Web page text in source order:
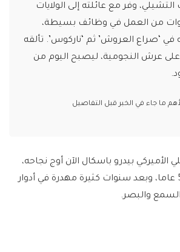
وفر مع عائلته إلى الولايات
من العمل في وظائف بسيطة،
‘صراع العروش’ ثم ‘ناركوس’. تألقه
على عرش النجومية، ليصبح اليوم من
ما جاء في الخبر قبل التفاصيل
بيدرو باسكال الآن أوج نجاحه،
فالممثل الذي يبلغ 50 عاما، وبعد سنوات كثيرة مهدرة في أدوار
والبصر.